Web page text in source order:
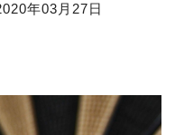
年03月27日